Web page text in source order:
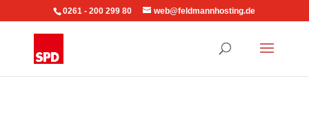
0261 - 200 299 80 web@feldmannhosting.de